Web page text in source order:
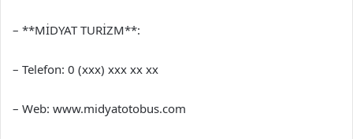
– **MİDYAT TURİZM**:
– Telefon: 0 (xxx) xxx xx xx
– Web: www.midyatotobus.com